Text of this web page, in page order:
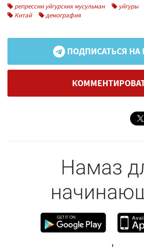
репрессии уйгурских мусульман уйгуры
Китай
демография
ПОДПИСАТЬСЯ НА